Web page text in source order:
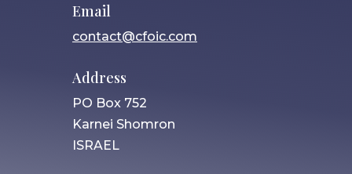
Email
contact@cfoic.com
Address
PO Box 752
Karnei Shomron
ISRAEL